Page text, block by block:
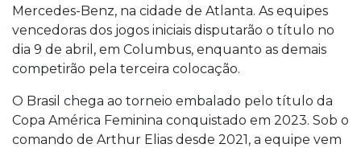
Mercedes-Benz, na cidade de Atlanta. As equipes
vencedoras dos jogos iniciais disputarão o título no
dia 9 de abril, em Columbus, enquanto as demais
competirão pela terceira colocação.
O Brasil chega ao torneio embalado pelo título da
Copa América Feminina conquistado em 2023. Sob o
comando de Arthur Elias desde 2021, a equipe vem